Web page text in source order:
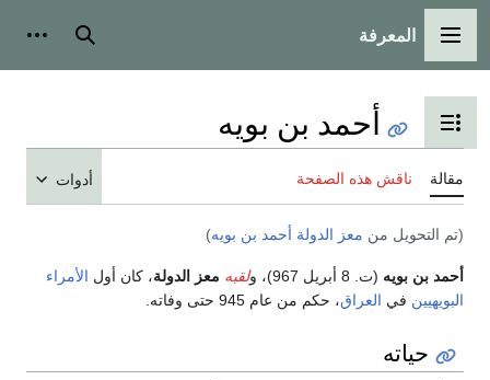
القائمة الرئيسية
المعرفة بحث
تبديل عرض جدول المحتويات
أحمد بن بويه
مقالة ناقش هذه الصفحة أدوات
(تم التحويل من معز الدولة أحمد بن بويه)
أحمد بن بويه (ت. 8 أبريل 967)، و لقبه معز الدولة، كان أول الأمراء
البويهيين في العراق، حكم من عام 945 حتى وفاته.
حياته